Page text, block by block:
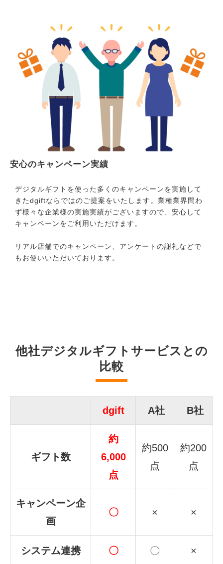
安心のキャンペーン実績
デジタルギフトを使った多くのキャンペーンを実施して
きたdgiftならではのご提案をいたします。業種業界問わ
ず様々な企業様の実施実績がございますので、安心して
キャンペーンをご利用いただけます。
リアル店舗でのキャンペーン、アンケートの謝礼などで
もお使いいただいております。
他社デジタルギフトサービスとの
比較
dgift A社 B社
ギフト数
約
6,000
点
約500
点
約200
点
キャンペーン企
画
〇 × ×
システム連携 〇 〇 ×